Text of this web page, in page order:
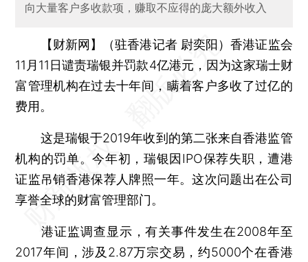
向大量客户多收款项，赚取不应得的庞大额外收入
【财新网】（驻香港记者 尉奕阳）香港证监会
11月11日谴责瑞银并罚款4亿港元，因为这家瑞士财
富管理机构在过去十年间，瞒着客户多收了过亿的
费用。
这是瑞银于2019年收到的第二张来自香港监管
机构的罚单。今年初，瑞银因IPO保荐失职，遭港
证监吊销香港保荐人牌照一年。这次问题出在公司
享誉全球的财富管理部门。
港证监调查显示，有关事件发生在2008年至
2017年间，涉及2.87万宗交易，约5000个在香港